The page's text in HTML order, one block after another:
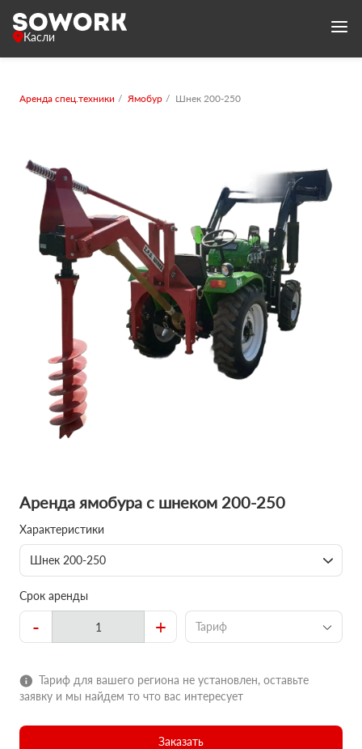
Касли
Аренда спец.техники Ямобур Шнек 200-250
Аренда ямобура с шнеком 200-250
Характеристики
Шнек 200-250
Срок аренды
- + Тариф
Тариф для вашего региона не установлен, оставьте
заявку и мы найдем то что вас интересует
Заказать